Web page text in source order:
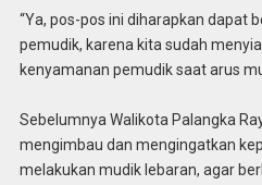
“Ya, pos-pos ini diharapkan dapat
pemudik, karena kita sudah
kenyamanan pemudik saat arus
Sebelumnya Walikota Palangka
mengimbau dan mengingatkan
melakukan mudik lebaran, agar